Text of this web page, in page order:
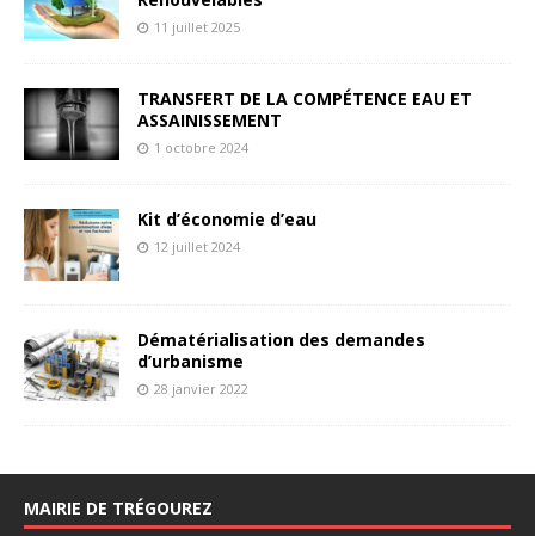
11 juillet 2025
TRANSFERT DE LA COMPÉTENCE EAU ET
ASSAINISSEMENT
1 octobre 2024
Kit d’économie d’eau
12 juillet 2024
Dématérialisation des demandes
d’urbanisme
28 janvier 2022
MAIRIE DE TRÉGOUREZ